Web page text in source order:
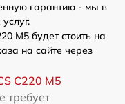
гарантию - мы в
M5 будет стоить на
на сайте через
C220 M5
требует